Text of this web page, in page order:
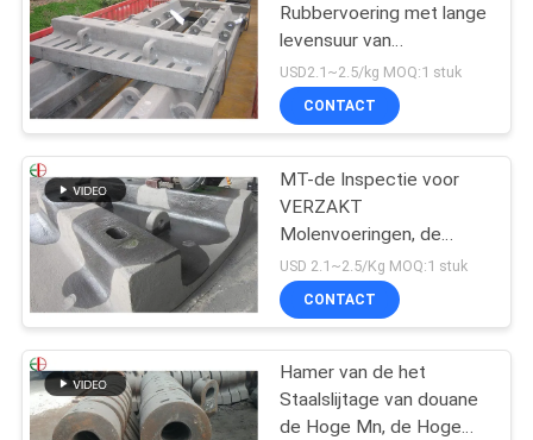
Rubbervoering met lange
levensuur van
Staalvoeringen voor
VERZAKT de Molens
EB862 van de Molenbal
USD2.1~2.5/kg MOQ:1 stuk
CONTACT
MT-de Inspectie voor
VERZAKT
Molenvoeringen, de
Voeringsvervanging van
de Balmolen
USD 2.1~2.5/Kg MOQ:1 stuk
CONTACT
Hamer van de het
Staalslijtage van douane
de Hoge Mn, de Hoge